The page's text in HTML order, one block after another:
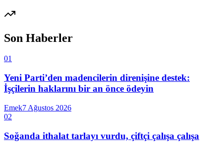
Son Haberler
01
Yeni Parti’den madencilerin direnişine destek:
İşçilerin haklarını bir an önce ödeyin
Emek7 Ağustos 2026
02
Soğanda ithalat tarlayı vurdu, çiftçi çalışa çalışa